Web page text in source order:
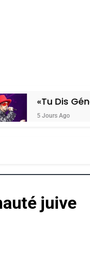
Dis Génocide, Je
Ago
juive